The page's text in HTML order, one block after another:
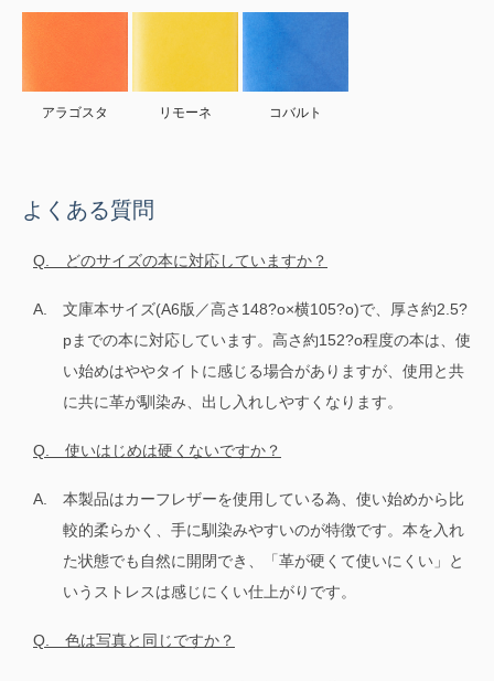
アラゴスタ リモーネ コバルト
よくある質問
Q. どのサイズの本に対応していますか？
A.
文庫本サイズ(A6版／高さ148?o×横105?o)で、厚さ約2.5?
pまでの本に対応しています。高さ約152?o程度の本は、使
い始めはややタイトに感じる場合がありますが、使用と共
に共に革が馴染み、出し入れしやすくなります。
Q. 使いはじめは硬くないですか？
A.
本製品はカーフレザーを使用している為、使い始めから比
較的柔らかく、手に馴染みやすいのが特徴です。本を入れ
た状態でも自然に開閉でき、「革が硬くて使いにくい」と
いうストレスは感じにくい仕上がりです。
Q. 色は写真と同じですか？